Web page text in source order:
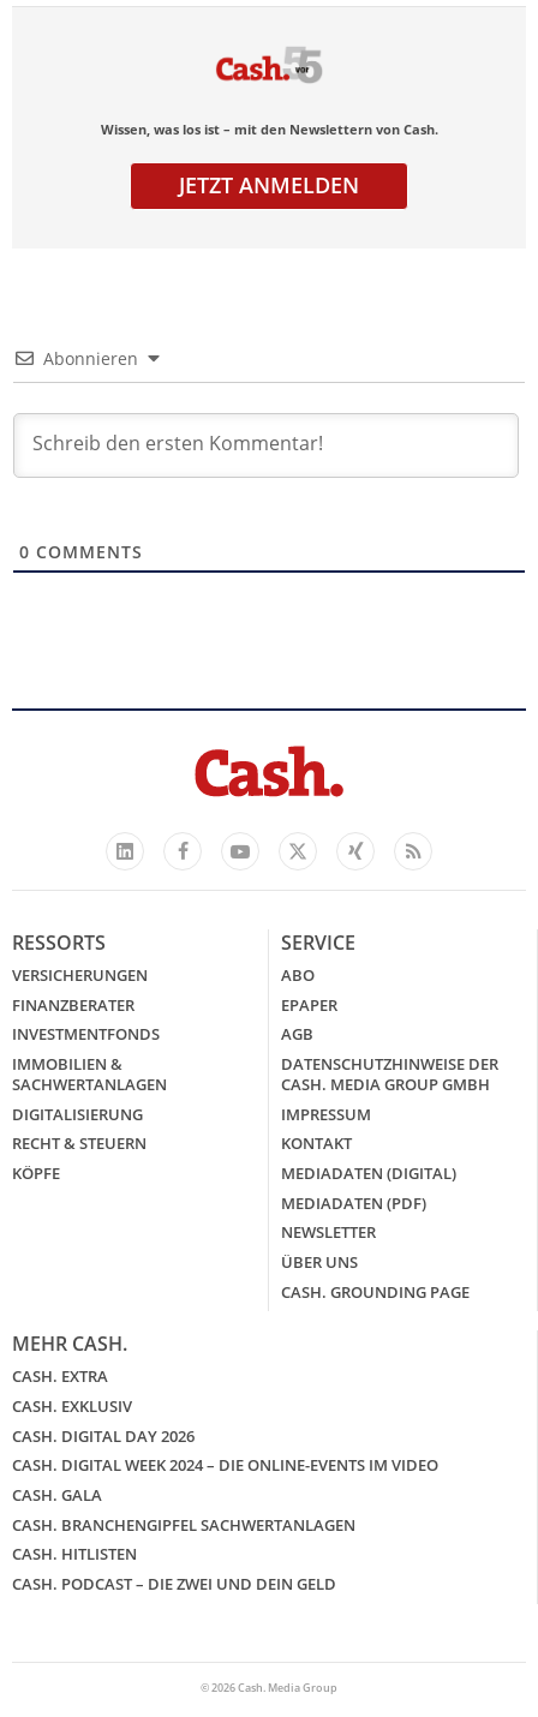
Wissen, was los ist – mit den Newslettern von Cash.
JETZT ANMELDEN
Abonnieren
0 COMMENTS
LinkedIn
FacebookYouTube
X
Xing Feed
RESSORTS
VERSICHERUNGEN
FINANZBERATER
INVESTMENTFONDS
IMMOBILIEN &
SACHWERTANLAGEN
DIGITALISIERUNG
RECHT & STEUERN
KÖPFE
SERVICE
ABO
EPAPER
AGB
DATENSCHUTZHINWEISE DER
CASH. MEDIA GROUP GMBH
IMPRESSUM
KONTAKT
MEDIADATEN (DIGITAL)
MEDIADATEN (PDF)
NEWSLETTER
ÜBER UNS
CASH. GROUNDING PAGE
MEHR CASH.
CASH. EXTRA
CASH. EXKLUSIV
CASH. DIGITAL DAY 2026
CASH. DIGITAL WEEK 2024 – DIE ONLINE-EVENTS IM VIDEO
CASH. GALA
CASH. BRANCHENGIPFEL SACHWERTANLAGEN
CASH. HITLISTEN
CASH. PODCAST – DIE ZWEI UND DEIN GELD
© 2026 Cash. Media Group